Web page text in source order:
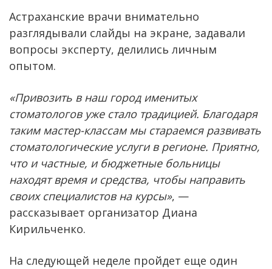
Астраханские врачи внимательно
разглядывали слайды на экране, задавали
вопросы эксперту, делились личным
опытом.
«Привозить в наш город именитых
стоматологов уже стало традицией. Благодаря
таким мастер-классам мы стараемся развивать
стоматологические услуги в регионе. Приятно,
что и частные, и бюджетные больницы
находят время и средства, чтобы направить
своих специалистов на курсы», —
рассказывает организатор Диана
Кирильченко.
На следующей неделе пройдет еще один